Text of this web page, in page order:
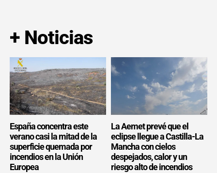
+ Noticias
España concentra este
verano casi la mitad de la
superficie quemada por
incendios en la Unión
Europea
La Aemet prevé que el
eclipse llegue a Castilla-La
Mancha con cielos
despejados, calor y un
riesgo alto de incendios